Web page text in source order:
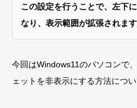
この設定を行うことで、左下
なり、表示範囲が拡張されます
今回はWindows11のパソコンで
ェットを非表示にする方法につい